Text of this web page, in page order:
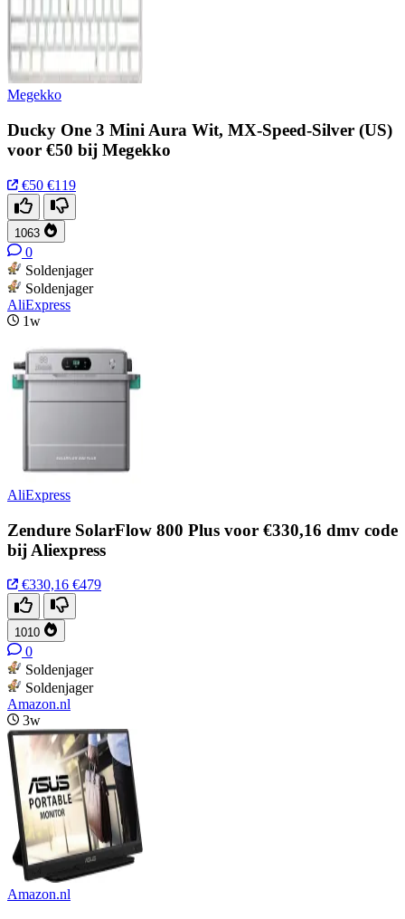
Megekko
Ducky One 3 Mini Aura Wit, MX-Speed-Silver (US)
voor €50 bij Megekko
€50 €119
1063
0
Soldenjager
Soldenjager
AliExpress
1w
AliExpress
Zendure SolarFlow 800 Plus voor €330,16 dmv code
bij Aliexpress
€330,16 €479
1010
0
Soldenjager
Soldenjager
Amazon.nl
3w
Amazon.nl